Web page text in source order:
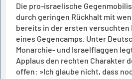
Die pro-israelische
durch geringen Rückhalt mit
bereits in der ersten versuchten
eines Gegencamps. Unter
Monarchie- und Israelflaggen
Applaus den rechten Charakter
offen: »Ich glaube nicht, dass